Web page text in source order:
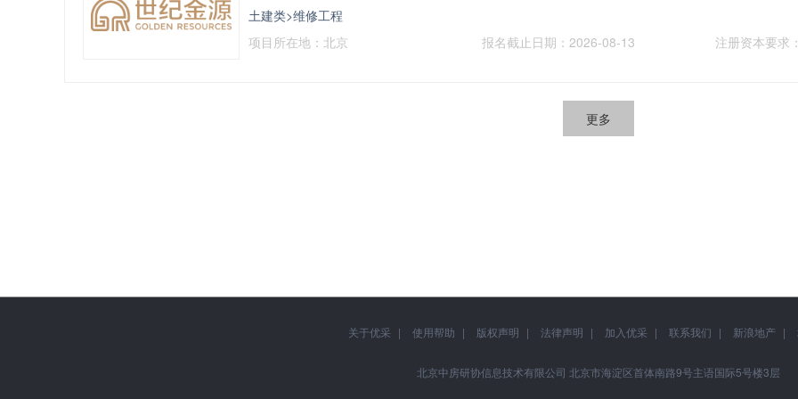
土建类>维修工程
项目所在地：北京
报名截止日期：2026-08-13 注册资本要求
更多
关于优采 使用帮助 版权声明 法律声明 加入优采 联系我们 新浪地产
北京中房研协信息技术有限公司 北京市海淀区首体南路9号主语国际5号楼3层